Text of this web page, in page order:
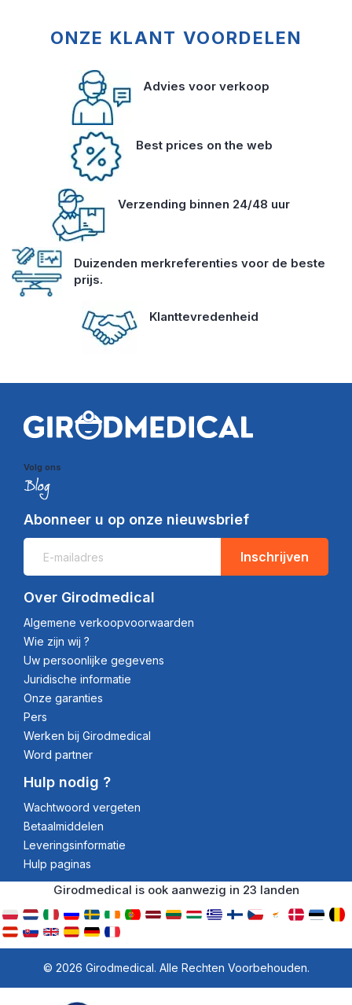
ONZE KLANT VOORDELEN
Advies voor verkoop
Best prices on the web
Verzending binnen 24/48 uur
Duizenden merkreferenties voor de beste
prijs.
Klanttevredenheid
Volg ons
Abonneer u op onze nieuwsbrief
Inschrijven
Over Girodmedical
Algemene verkoopvoorwaarden
Wie zijn wij ?
Uw persoonlijke gegevens
Juridische informatie
Onze garanties
Pers
Werken bij Girodmedical
Word partner
Hulp nodig ?
Wachtwoord vergeten
Betaalmiddelen
Leveringsinformatie
Hulp paginas
Girodmedical is ook aanwezig in 23 landen
© 2026 Girodmedical. Alle Rechten Voorbehouden.